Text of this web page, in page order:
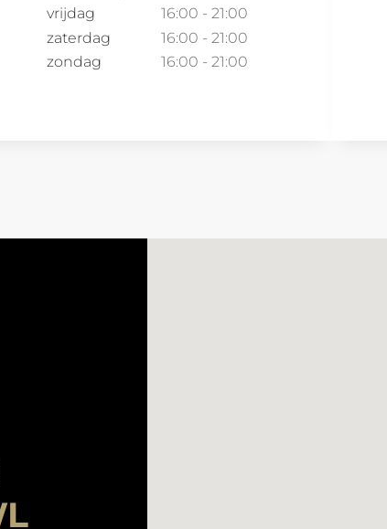
vrijdag
16:00 - 21:00
zaterdag
16:00 - 21:00
zondag
16:00 - 21:00